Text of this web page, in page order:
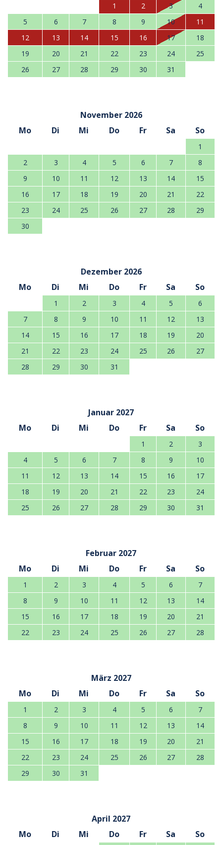
1 2 3
4
5
6 7 8 9 10
11
12
13 14 15 16 17
18
19
20 21 22 23 24
25
26
27 28 29 30 31
November 2026
Mo
Di Mi Do Fr Sa So
1
2
3 4 5 6 7
8
9
10 11 12 13 14
15
16
17 18 19 20 21
22
23
24 25 26 27 28
29
30
Dezember 2026
Mo
Di Mi Do Fr Sa So
1 2 3 4 5
6
7
8 9 10 11 12
13
14
15 16 17 18 19
20
21
22 23 24 25 26
27
28
29 30 31
Januar 2027
Mo
Di Mi Do Fr Sa So
1 2
3
4
5 6 7 8 9
10
11
12 13 14 15 16
17
18
19 20 21 22 23
24
25
26 27 28 29 30 31
Februar 2027
Mo
Di Mi Do Fr Sa So
1 2 3 4 5 6
7
8
9 10 11 12 13
14
15
16 17 18 19 20
21
22
23 24 25 26 27 28
März 2027
Mo
Di Mi Do Fr Sa So
1 2 3 4 5 6
7
8
9 10 11 12 13
14
15
16 17 18 19 20
21
22
23 24 25 26 27
28
29
30 31
April 2027
Mo
Di Mi Do Fr Sa So